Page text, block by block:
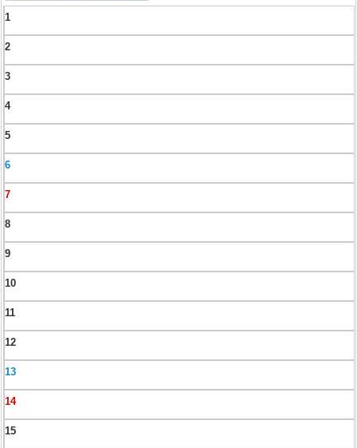
1
2
3
4
5
6
7
8
9
10
11
12
13
14
15